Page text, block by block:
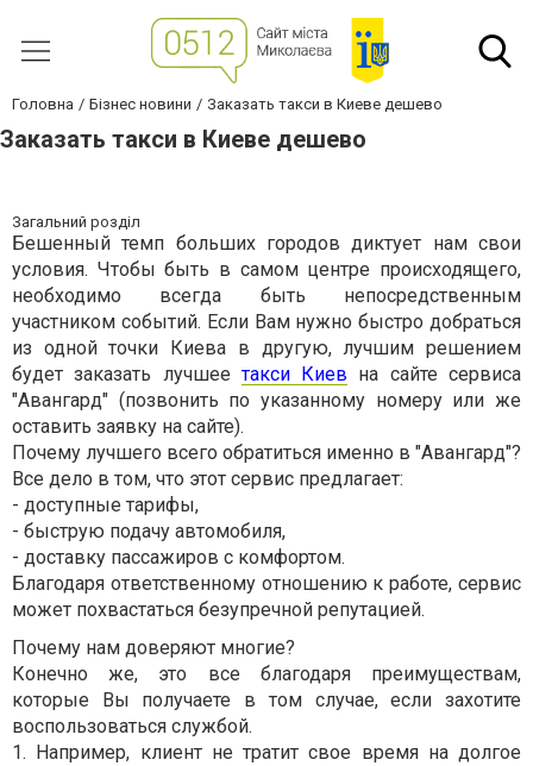
Головна Бізнес новини Заказать такси в Киеве дешево
Заказать такси в Киеве дешево
Загальний розділ
Бешенный темп больших городов диктует нам свои
условия. Чтобы быть в самом центре происходящего,
необходимо всегда быть непосредственным
участником событий. Если Вам нужно быстро добраться
из одной точки Киева в другую, лучшим решением
будет заказать лучшеетакси Киев на сайте сервиса
"Авангард" (позвонить по указанному номеру или же
оставить заявку на сайте).
Почему лучшего всего обратиться именно в "Авангард"?
Все дело в том, что этот сервис предлагает:
- доступные тарифы,
- быструю подачу автомобиля,
- доставку пассажиров с комфортом.
Благодаря ответственному отношению к работе, сервис
может похвастаться безупречной репутацией.
Почему нам доверяют многие?
Конечно же, это все благодаря преимуществам,
которые Вы получаете в том случае, если захотите
воспользоваться службой.
1. Например, клиент не тратит свое время на долгое